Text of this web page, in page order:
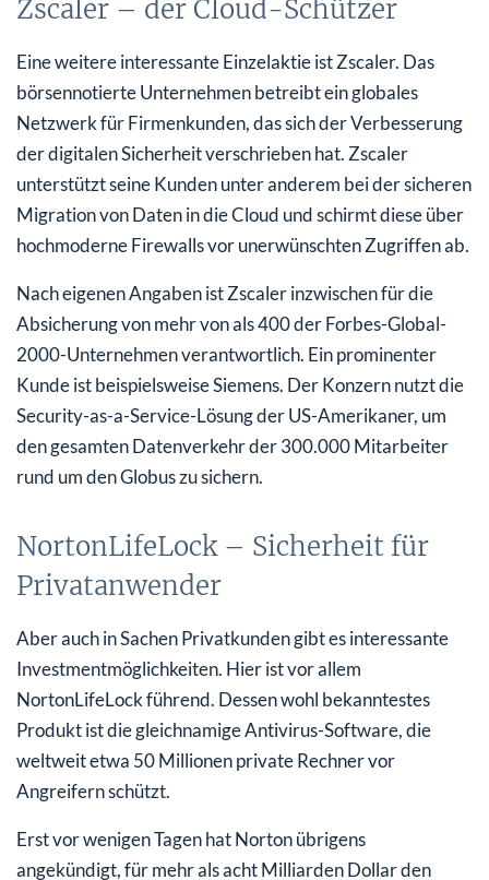
Zscaler – der Cloud-Schützer
Eine weitere interessante Einzelaktie ist Zscaler. Das
börsennotierte Unternehmen betreibt ein globales
Netzwerk für Firmenkunden, das sich der Verbesserung
der digitalen Sicherheit verschrieben hat. Zscaler
unterstützt seine Kunden unter anderem bei der sicheren
Migration von Daten in die Cloud und schirmt diese über
hochmoderne Firewalls vor unerwünschten Zugriffen ab.
Nach eigenen Angaben ist Zscaler inzwischen für die
Absicherung von mehr von als 400 der Forbes-Global-
2000-Unternehmen verantwortlich. Ein prominenter
Kunde ist beispielsweise Siemens. Der Konzern nutzt die
Security-as-a-Service-Lösung der US-Amerikaner, um
den gesamten Datenverkehr der 300.000 Mitarbeiter
rund um den Globus zu sichern.
NortonLifeLock – Sicherheit für
Privatanwender
Aber auch in Sachen Privatkunden gibt es interessante
Investmentmöglichkeiten. Hier ist vor allem
NortonLifeLock führend. Dessen wohl bekanntestes
Produkt ist die gleichnamige Antivirus-Software, die
weltweit etwa 50 Millionen private Rechner vor
Angreifern schützt.
Erst vor wenigen Tagen hat Norton übrigens
angekündigt, für mehr als acht Milliarden Dollar den